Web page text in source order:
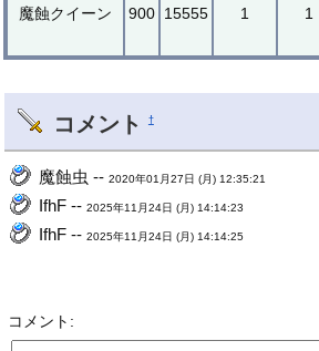
魔蝕クイーン 900 15555 1 1
コメント †
魔蝕虫 --2020年01月27日 (月) 12:35:21
IfhF --2025年11月24日 (月) 14:14:23
IfhF --2025年11月24日 (月) 14:14:25
コメント: